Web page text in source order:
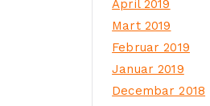
April 2019
Mart 2019
Februar 2019
Januar 2019
Decembar 2018